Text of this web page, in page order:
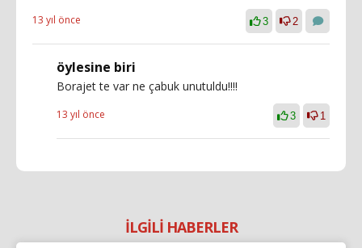
13 yıl önce 3 2
öylesine biri
Borajet te var ne çabuk unutuldu!!!!
13 yıl önce 3 1
İLGİLİ HABERLER